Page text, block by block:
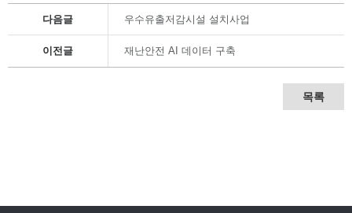
다음글 우수유출저감시설 설치사업
이전글 재난안전 AI 데이터 구축
목록